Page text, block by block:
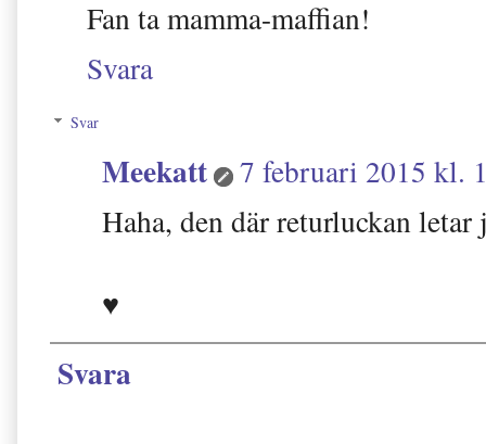
Fan ta mamma-maffian!
Svara
Svar
Meekatt
7 februari 2015 kl.
Haha, den där returluckan
♥
Svara